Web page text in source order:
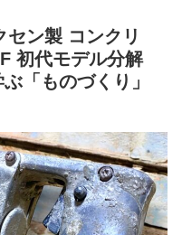
セン製 コンクリ
初代モデル分解
「ものづくり」